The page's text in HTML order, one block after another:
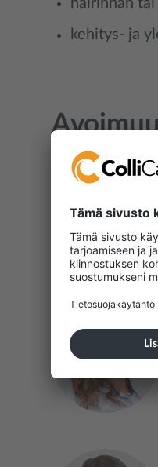
häirinnän
kehitys- ja
Raportoimme
edistystä ja
Lue ARP-